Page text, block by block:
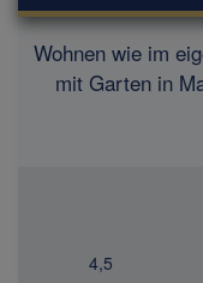
Wohnen wie im
mit Garten in
4,5